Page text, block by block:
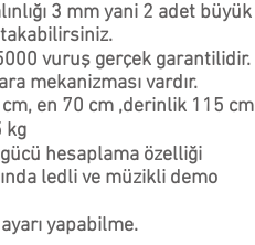
3 mm yani 2 adet büyük
vuruş gerçek garantilidir.
mekanizması vardır.
en 70 cm ,derinlik 115 cm
kg
hesaplama özelliği
ledli ve müzikli demo
yapabilme.